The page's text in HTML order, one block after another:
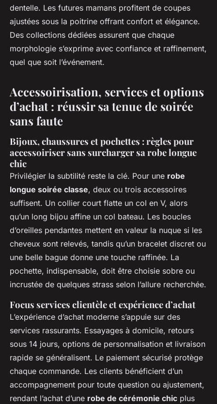
dentelle. Les futures mamans profitent de coupes
ajustées sous la poitrine offrant confort et élégance.
Des collections dédiées assurent que chaque
morphologie s’exprime avec confiance et raffinement,
quel que soit l’événement.
Accessoirisation, services et options
d’achat : réussir sa tenue de soirée
sans faute
Bijoux, chaussures et pochettes : règles pour
accessoiriser sans surcharger sa robe longue
chic
Privilégier la subtilité reste la clé. Pour une robe
longue soirée classe, deux ou trois accessoires
suffisent. Un collier court flatte un col en V, alors
qu’un long bijou affine un col bateau. Les boucles
d’oreilles pendantes mettent en valeur la nuque si les
cheveux sont relevés, tandis qu’un bracelet discret ou
une belle bague donne une touche raffinée. La
pochette, indispensable, doit être choisie sobre ou
incrustée de quelques strass selon l’allure recherchée.
Focus services clientèle et expérience d’achat
L’expérience d’achat moderne s’appuie sur des
services rassurants. Essayages à domicile, retours
sous 14 jours, options de personnalisation et livraison
rapide se généralisent. Le paiement sécurisé protège
chaque commande. Les clients bénéficient d’un
accompagnement pour toute question ou ajustement,
rendant l’achat d’une robe de cérémonie chic plus